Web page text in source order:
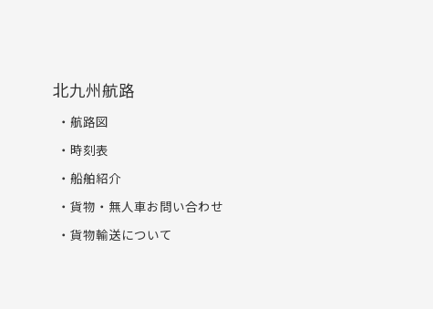
北九州航路
航路図
時刻表
船舶紹介
貨物・無人車お問い合わせ
貨物輸送について